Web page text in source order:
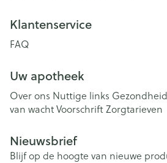
Klantenservice
FAQ
Uw apotheek
Over ons Nuttige links
van wachtVoorschriftZorgtarieven
Nieuwsbrief
Blijf op de hoogte van nieuwe